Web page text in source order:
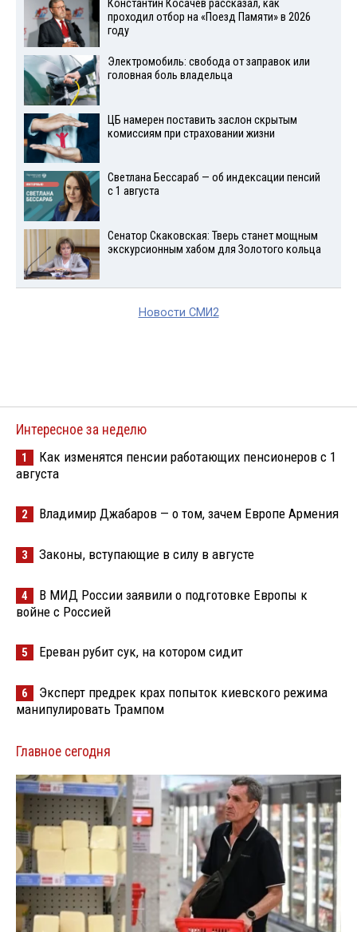
Константин Косачев рассказал, как
проходил отбор на «Поезд Памяти» в 2026
году
Электромобиль: свобода от заправок или
головная боль владельца
ЦБ намерен поставить заслон скрытым
комиссиям при страховании жизни
Светлана Бессараб — об индексации пенсий
с 1 августа
Сенатор Скаковская: Тверь станет мощным
экскурсионным хабом для Золотого кольца
Новости СМИ2
Интересное за неделю
1
Как изменятся пенсии работающих пенсионеров с 1
августа
2 Владимир Джабаров — о том, зачем Европе Армения
3 Законы, вступающие в силу в августе
4
В МИД России заявили о подготовке Европы к
войне с Россией
5 Ереван рубит сук, на котором сидит
6
Эксперт предрек крах попыток киевского режима
манипулировать Трампом
Главное сегодня